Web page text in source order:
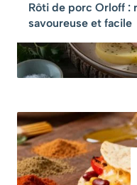
Rôti de porc Orloff :
savoureuse et facile